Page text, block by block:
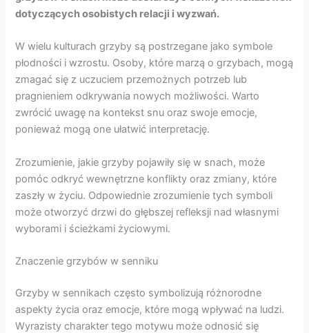
dotyczących osobistych relacji i wyzwań.
W wielu kulturach grzyby są postrzegane jako symbole
płodności i wzrostu. Osoby, które marzą o grzybach, mogą
zmagać się z uczuciem przemożnych potrzeb lub
pragnieniem odkrywania nowych możliwości. Warto
zwrócić uwagę na kontekst snu oraz swoje emocje,
ponieważ mogą one ułatwić interpretację.
Zrozumienie, jakie grzyby pojawiły się w snach, może
pomóc odkryć wewnętrzne konflikty oraz zmiany, które
zaszły w życiu. Odpowiednie zrozumienie tych symboli
może otworzyć drzwi do głębszej refleksji nad własnymi
wyborami i ścieżkami życiowymi.
Znaczenie grzybów w senniku
Grzyby w sennikach często symbolizują różnorodne
aspekty życia oraz emocje, które mogą wpływać na ludzi.
Wyrazisty charakter tego motywu może odnosić się